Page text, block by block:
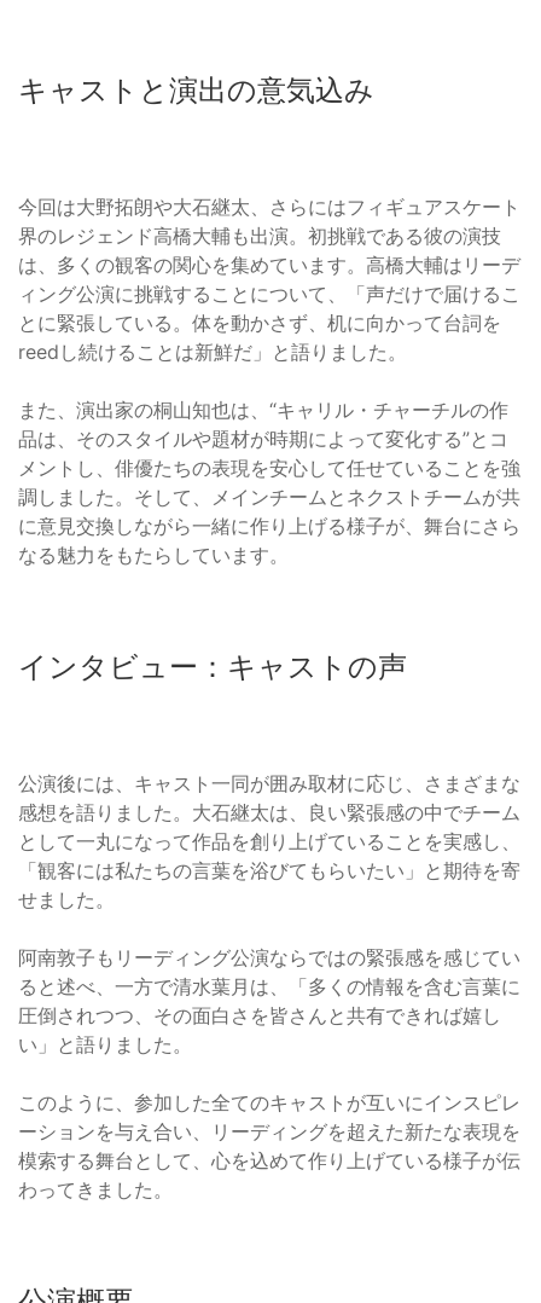
キャストと演出の意気込み
今回は大野拓朗や大石継太、さらにはフィギュアスケート
界のレジェンド高橋大輔も出演。初挑戦である彼の演技
は、多くの観客の関心を集めています。高橋大輔はリーデ
ィング公演に挑戦することについて、「声だけで届けるこ
とに緊張している。体を動かさず、机に向かって台詞を
reedし続けることは新鮮だ」と語りました。
また、演出家の桐山知也は、“キャリル・チャーチルの作
品は、そのスタイルや題材が時期によって変化する”とコ
メントし、俳優たちの表現を安心して任せていることを強
調しました。そして、メインチームとネクストチームが共
に意見交換しながら一緒に作り上げる様子が、舞台にさら
なる魅力をもたらしています。
インタビュー：キャストの声
公演後には、キャスト一同が囲み取材に応じ、さまざまな
感想を語りました。大石継太は、良い緊張感の中でチーム
として一丸になって作品を創り上げていることを実感し、
「観客には私たちの言葉を浴びてもらいたい」と期待を寄
せました。
阿南敦子もリーディング公演ならではの緊張感を感じてい
ると述べ、一方で清水葉月は、「多くの情報を含む言葉に
圧倒されつつ、その面白さを皆さんと共有できれば嬉し
い」と語りました。
このように、参加した全てのキャストが互いにインスピレ
ーションを与え合い、リーディングを超えた新たな表現を
模索する舞台として、心を込めて作り上げている様子が伝
わってきました。